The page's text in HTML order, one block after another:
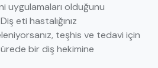
uygulamaları olduğunu
eti hastalığınız
teşhis ve tedavi için
bir diş hekimine